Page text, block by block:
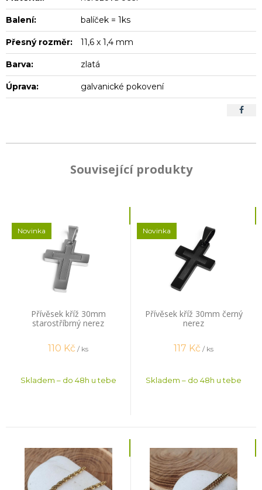
Balení: balíček = 1ks
Přesný rozměr: 11,6 x 1,4 mm
Barva: zlatá
Úprava: galvanické pokovení
Související produkty
Přívěsek kříž 30mm
starostříbrný nerez
Novinka
110 Kč / ks
Skladem – do 48h u tebe
Přívěsek kříž 30mm černý
nerez
Novinka
117 Kč / ks
Skladem – do 48h u tebe